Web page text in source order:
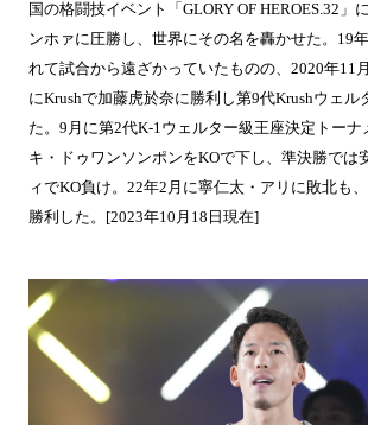
国の格闘技イベント「GLORY OF HEROES.32」
ンホァに圧勝し、世界にその名を轟かせた。19
れて試合から遠ざかっていたものの、2020年11
にKrushで加藤虎於奈に勝利し第9代Krushウェル
た。9月に第2代K-1ウェルター級王座決定トーナ
キ・ドゥワンソンポンをKOで下し、準決勝では
ィでKO負け。22年2月に寧仁太・アリに敗北も
勝利した。[2023年10月18日現在]